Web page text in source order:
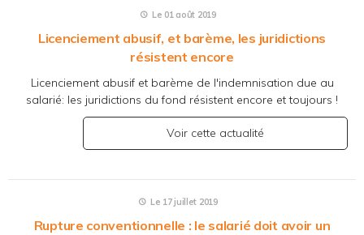
Le 01 août 2019
Licenciement abusif, et barème, les juridictions
résistent encore
Licenciement abusif et barème de l'indemnisation due au
salarié: les juridictions du fond résistent encore et toujours !
Voir cette actualité
Le 17 juillet 2019
Rupture conventionnelle : le salarié doit avoir un